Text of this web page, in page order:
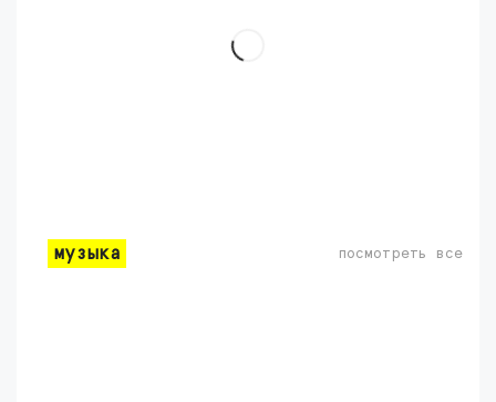
музыка посмотреть все